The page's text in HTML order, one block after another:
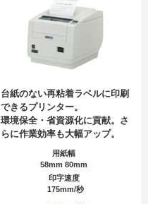
台紙のない再粘着ラベルに印刷
できるプリンター。
環境保全・省資源化に貢献。さ
らに作業効率も大幅アップ。
用紙幅
58mm 80mm
印字速度
175mm/秒